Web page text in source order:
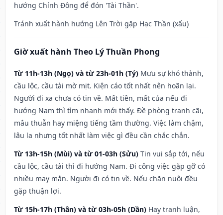
hướng Chính Đông để đón 'Tài Thần'.
Tránh xuất hành hướng Lên Trời gặp Hạc Thần (xấu)
Giờ xuất hành Theo Lý Thuần Phong
Từ 11h-13h (Ngọ) và từ 23h-01h (Tý) Mưu sự khó thành,
cầu lộc, cầu tài mờ mịt. Kiện cáo tốt nhất nên hoãn lại.
Người đi xa chưa có tin về. Mất tiền, mất của nếu đi
hướng Nam thì tìm nhanh mới thấy. Đề phòng tranh cãi,
mâu thuẫn hay miệng tiếng tầm thường. Việc làm chậm,
lâu la nhưng tốt nhất làm việc gì đều cần chắc chắn.
Từ 13h-15h (Mùi) và từ 01-03h (Sửu) Tin vui sắp tới, nếu
cầu lộc, cầu tài thì đi hướng Nam. Đi công việc gặp gỡ có
nhiều may mắn. Người đi có tin về. Nếu chăn nuôi đều
gặp thuận lợi.
Từ 15h-17h (Thân) và từ 03h-05h (Dần) Hay tranh luận,